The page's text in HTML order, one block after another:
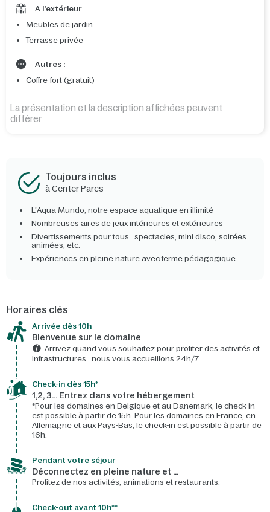
A l'extérieur
Meubles de jardin
Terrasse privée
Autres :
Coffre-fort (gratuit)
La présentation et la description affichées peuvent
différer
Toujours inclus
à Center Parcs
L'Aqua Mundo, notre espace aquatique en illimité
Nombreuses aires de jeux intérieures et extérieures
Divertissements pour tous : spectacles, mini disco, soirées
animées, etc.
Expériences en pleine nature avec ferme pédagogique
Horaires clés
Arrivée dès 10h​
Bienvenue sur le domaine​
Arrivez quand vous souhaitez pour profiter des activités et
infrastructures : nous vous accueillons 24h/7​
Check-in dès 15h*​
1,2, 3… Entrez dans votre hébergement
*Pour les domaines en Belgique et au Danemark, le check-in
est possible à partir de 15h. Pour les domaines en France, en
Allemagne et aux Pays-Bas, le check-in est possible à partir de
16h.
Pendant votre séjour
Déconnectez en pleine nature et …
Profitez de nos activités, animations et restaurants.
Check-out avant 10h**